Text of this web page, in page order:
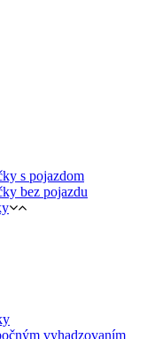
s pojazdom
bez pojazdu
vyhadzovaním